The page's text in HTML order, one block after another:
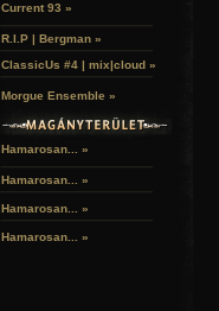
Current 93 »
R.I.P | Bergman »
ClassicUs #4 | mix|cloud »
Morgue Ensemble »
Hamarosan... »
Hamarosan... »
Hamarosan... »
Hamarosan... »